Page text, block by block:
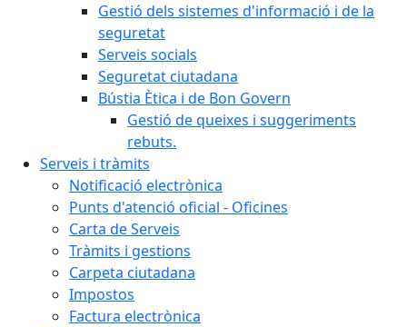
Gestió dels sistemes d'informació i de la
seguretat
Serveis socials
Seguretat ciutadana
Bústia Ètica i de Bon Govern
Gestió de queixes i suggeriments
rebuts.
Serveis i tràmits
Notificació electrònica
Punts d'atenció oficial - Oficines
Carta de Serveis
Tràmits i gestions
Carpeta ciutadana
Impostos
Factura electrònica